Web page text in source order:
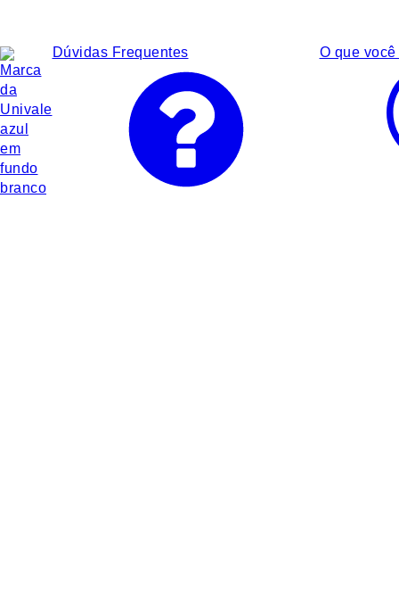
Dúvidas Frequentes O que